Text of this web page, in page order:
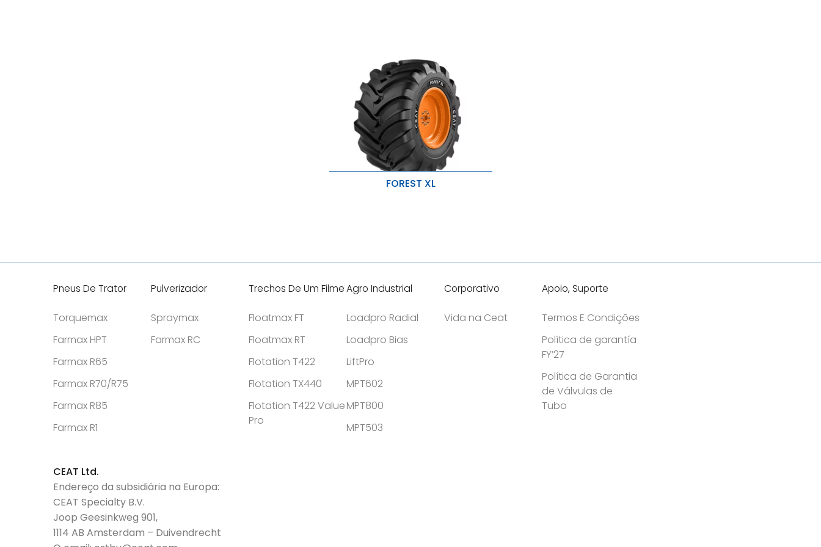
FOREST XL
Pneus De Trator
Torquemax
Farmax HPT
Farmax R65
Farmax R70/R75
Farmax R85
Farmax R1
Pulverizador
Spraymax
Farmax RC
Trechos De Um Filme
Floatmax FT
Floatmax RT
Flotation T422
Flotation TX440
Flotation T422 Value
Pro
Agro Industrial
Loadpro Radial
Loadpro Bias
LiftPro
MPT602
MPT800
MPT503
Corporativo
Vida na Ceat
Apoio, Suporte
Termos E Condições
Política de garantía
FY’27
Política de Garantia
de Válvulas de
Tubo
CEAT Ltd.
Endereço da subsidiária na Europa:
CEAT Specialty B.V.
Joop Geesinkweg 901,
1114 AB Amsterdam – Duivendrecht